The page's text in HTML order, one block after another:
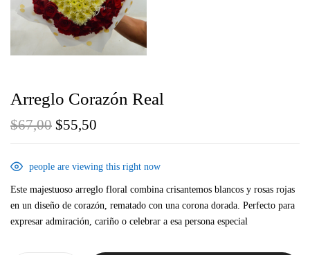
Arreglo Corazón Real
$67,00 $55,50
people are viewing this right now
Este majestuoso arreglo floral combina crisantemos blancos y rosas rojas
en un diseño de corazón, rematado con una corona dorada. Perfecto para
expresar admiración, cariño o celebrar a esa persona especial
este navegador para la próxima vez que comente.